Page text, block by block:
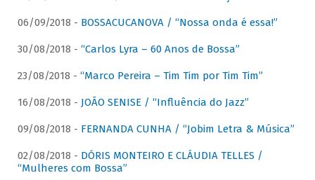
06/09/2018 - BOSSACUCANOVA / “Nossa onda é essa!”
30/08/2018 - “Carlos Lyra – 60 Anos de Bossa”
23/08/2018 - “Marco Pereira – Tim Tim por Tim Tim”
16/08/2018 - JOÃO SENISE / “Influência do Jazz”
09/08/2018 - FERNANDA CUNHA / “Jobim Letra & Música”
02/08/2018 - DÓRIS MONTEIRO E CLÁUDIA TELLES /
“Mulheres com Bossa”